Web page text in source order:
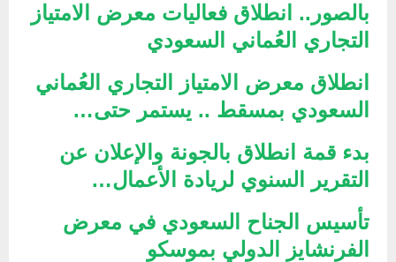
بالصور.. انطلاق فعاليات معرض الامتياز
التجاري العُماني السعودي
انطلاق معرض الامتياز التجاري العُماني
السعودي بمسقط .. يستمر حتى…
بدء قمة انطلاق بالجونة والإعلان عن
التقرير السنوي لريادة الأعمال…
تأسيس الجناح السعودي في معرض
الفرنشايز الدولي بموسكو